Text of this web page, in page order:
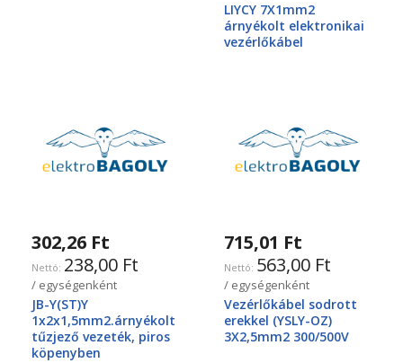
LIYCY 7X1mm2
árnyékolt elektronikai
vezérlőkábel
302,26 Ft
238,00 Ft
/ egységenként
JB-Y(ST)Y
1x2x1,5mm2.árnyékolt
tűzjező vezeték, piros
köpenyben
715,01 Ft
563,00 Ft
/ egységenként
Vezérlőkábel sodrott
erekkel (YSLY-OZ)
3X2,5mm2 300/500V